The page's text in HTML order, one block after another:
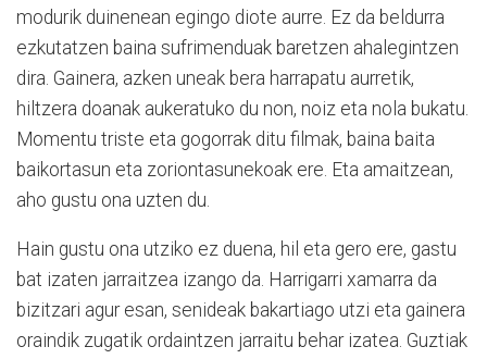
modurik duinenean egingo diote aurre. Ez da beldurra
ezkutatzen baina sufrimenduak baretzen ahalegintzen
dira. Gainera, azken uneak bera harrapatu aurretik,
hiltzera doanak aukeratuko du non, noiz eta nola bukatu.
Momentu triste eta gogorrak ditu filmak, baina baita
baikortasun eta zoriontasunekoak ere. Eta amaitzean,
aho gustu ona uzten du.
Hain gustu ona utziko ez duena, hil eta gero ere, gastu
bat izaten jarraitzea izango da. Harrigarri xamarra da
bizitzari agur esan, senideak bakartiago utzi eta gainera
oraindik zugatik ordaintzen jarraitu behar izatea. Guztiak